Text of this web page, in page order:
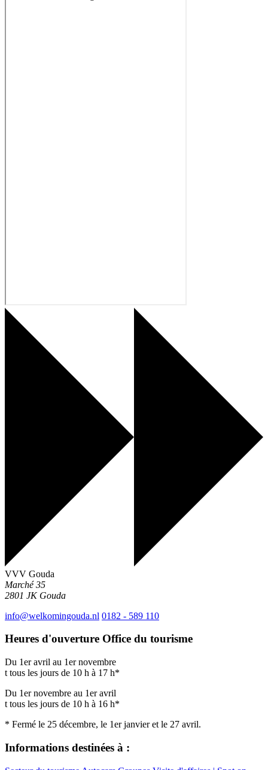
VVV Gouda
Marché 35
2801 JK Gouda
info@welkomingouda.nl 0182 - 589 110
Heures d'ouverture Office du tourisme
Du 1er avril au 1er novembre
t tous les jours de 10 h à 17 h*
Du 1er novembre au 1er avril
t tous les jours de 10 h à 16 h*
* Fermé le 25 décembre, le 1er janvier et le 27 avril.
Informations destinées à :